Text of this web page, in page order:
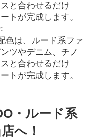
と合わせるだけ
トが完成します。
:
色は、ルード系ファ
ツやデニム、チノ
と合わせるだけ
トが完成します。
・ルード系
へ！